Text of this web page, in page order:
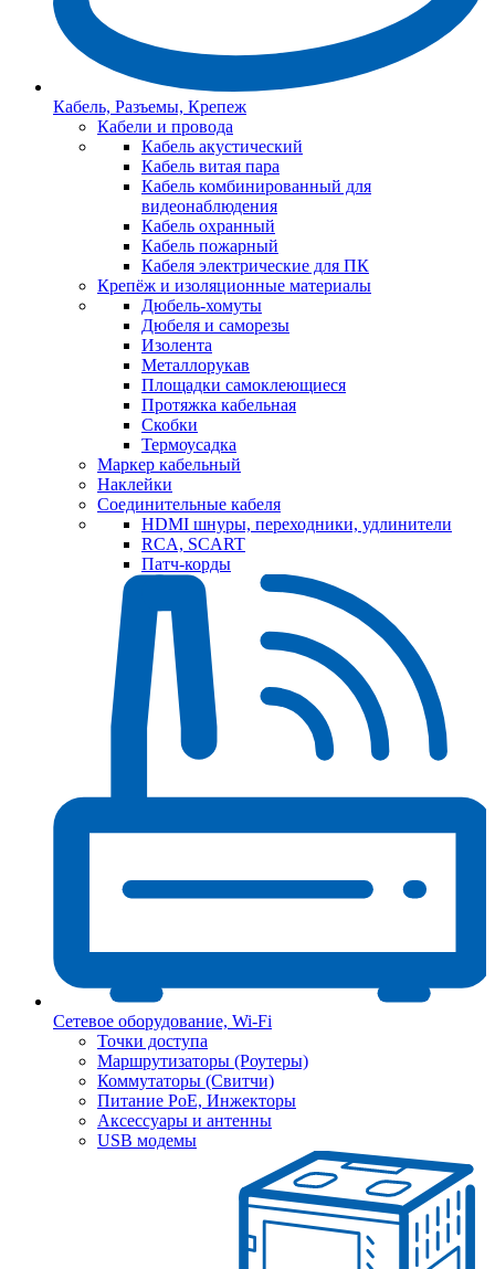
Кабель, Разъемы, Крепеж
Кабели и провода
Кабель акустический
Кабель витая пара
Кабель комбинированный для
видеонаблюдения
Кабель охранный
Кабель пожарный
Кабеля электрические для ПК
Крепёж и изоляционные материалы
Дюбель-хомуты
Дюбеля и саморезы
Изолента
Металлорукав
Площадки самоклеющиеся
Протяжка кабельная
Скобки
Термоусадка
Маркер кабельный
Наклейки
Соединительные кабеля
HDMI шнуры, переходники, удлинители
RCA, SCART
Патч-корды
Сетевое оборудование, Wi-Fi
Точки доступа
Маршрутизаторы (Роутеры)
Коммутаторы (Свитчи)
Питание PoE, Инжекторы
Аксессуары и антенны
USB модемы